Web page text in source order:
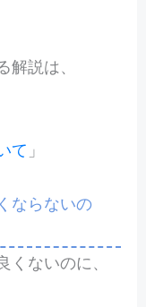
説は、
て 」
ならないの
ないのに、